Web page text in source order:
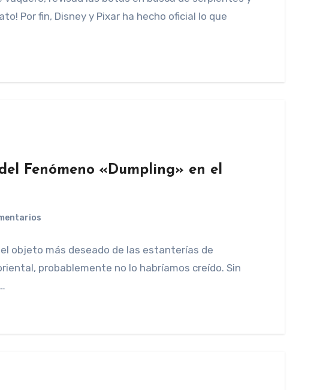
Por fin, Disney y Pixar ha hecho oficial lo que
Fenómeno «Dumpling» en el
objeto más deseado de las estanterías de
probablemente no lo habríamos creído. Sin